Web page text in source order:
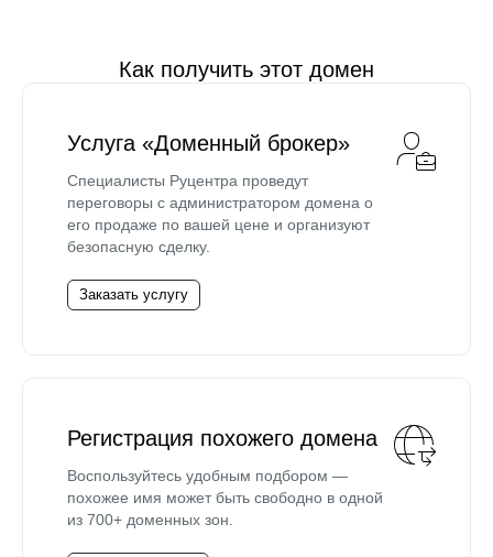
Как получить этот домен
Услуга «Доменный брокер»
Специалисты Руцентра проведут
переговоры с администратором домена о
его продаже по вашей цене и организуют
безопасную сделку.
Заказать услугу
Регистрация похожего домена
Воспользуйтесь удобным подбором —
похожее имя может быть свободно в одной
из 700+ доменных зон.